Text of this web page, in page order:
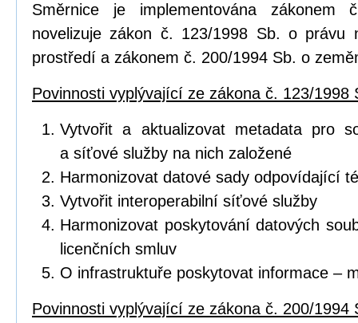
Směrnice je implementována
novelizuje zákon č. 123/1998 Sb. o právu
prostředí a zákonem č. 200/1994 Sb. o
Povinnosti vyplývající ze zákona č. 123/1998
Vytvořit a aktualizovat metadata pro
a síťové služby na nich založené
Harmonizovat datové sady odpovídající
Vytvořit interoperabilní síťové služby
Harmonizovat poskytování datových
licenčních smluv
O infrastruktuře poskytovat informace –
Povinnosti vyplývající ze zákona č. 200/1994